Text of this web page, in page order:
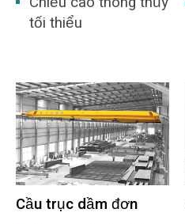
tối thiểu
Cầu trục dầm đơn